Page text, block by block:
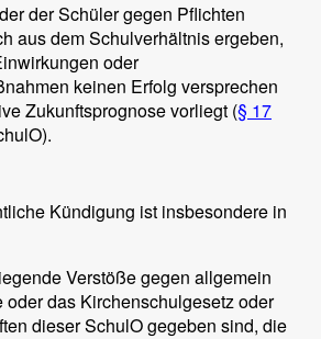
der Schüler gegen Pflichten
aus dem Schulverhältnis ergeben,
oder
keinen Erfolg versprechen
Zukunftsprognose vorliegt (§ 17
Kündigung ist insbesondere in
Verstöße gegen allgemein
oder das Kirchenschulgesetz oder
dieser SchulO gegeben sind, die